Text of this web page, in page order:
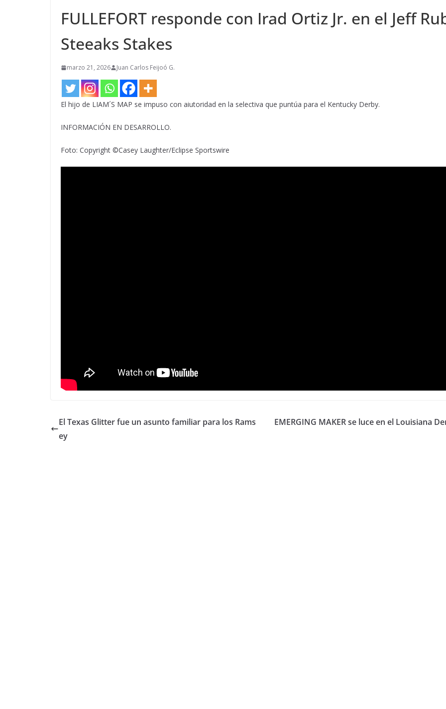
FULLEFORT responde con Irad Ortiz Jr. en el Jeff
Steeaks Stakes
marzo 21, 2026 Juan Carlos Feijoó G.
El hijo de LIAM´S MAP se impuso con aiutoridad en la selectiva que puntúa para el Kentucky Derby.
INFORMACIÓN EN DESARROLLO.
Foto: Copyright ©Casey Laughter/Eclipse Sportswire
El Texas Glitter fue un asunto familiar para los Rams
ey
EMERGING MAKER se luce en el Louisiana